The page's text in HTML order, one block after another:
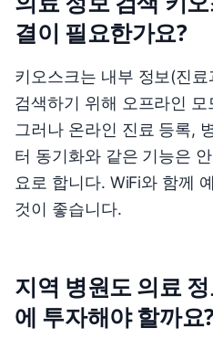
결이 필요한가요?
키오스크는 내부 정보(진
검색하기 위해 오프라인
그러나 온라인 진료 등록,
터 동기화와 같은 기능은
요로 합니다. WiFi와 함께
것이 좋습니다.
지역 병원도 의료
에 투자해야 할까요?